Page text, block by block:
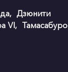
, Дзюнити
VI, Тамасабуро